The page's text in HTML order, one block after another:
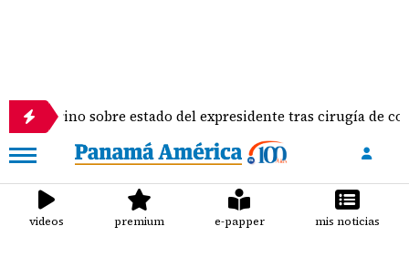
sobre estado del expresidente tras cirugía de
videos premium e-papper mis noticias